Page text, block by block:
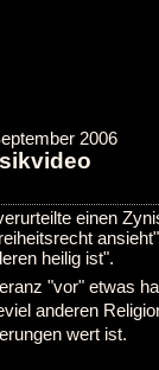
2006
einen
heilig ist".
"vor" etwas
anderen
wert ist.